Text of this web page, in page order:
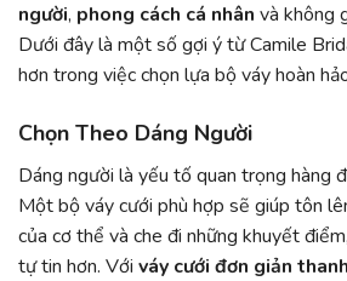
người, phong cách cá nhân và không
Dưới đây là một số gợi ý từ Camile
hơn trong việc chọn lựa bộ váy hoàn
Chọn Theo Dáng Người
Dáng người là yếu tố quan trọng hàng
Một bộ váy cưới phù hợp sẽ giúp tôn
của cơ thể và che đi những khuyết
tự tin hơn. Với váy cưới đơn giản